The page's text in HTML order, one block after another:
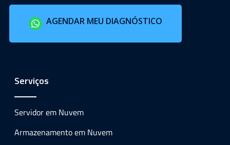
AGENDAR MEU DIAGNÓSTICO
Serviços
Servidor em Nuvem
Armazenamento em Nuvem